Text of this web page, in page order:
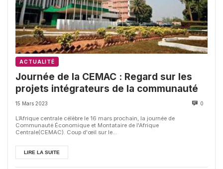
ACTUALITÉ
Journée de la CEMAC : Regard sur les
projets intégrateurs de la communauté
15 Mars 2023 0
L’Afrique centrale célèbre le 16 mars prochain, la journée de
Communauté Économique et Montataire de l'Afrique
Centrale(CEMAC). Coup d'œil sur le...
LIRE LA SUITE